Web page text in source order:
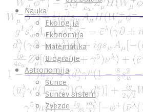
Nauka
Ekologija
Ekonomija
Matematika
Biografije
Astronomija
Sunce
Sunčev sistem
Zvezde